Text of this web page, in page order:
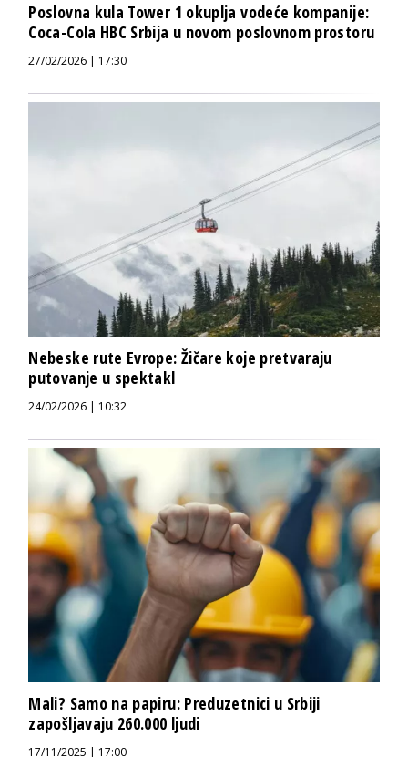
Poslovna kula Tower 1 okuplja vodeće kompanije:
Coca-Cola HBC Srbija u novom poslovnom prostoru
27/02/2026 | 17:30
Nebeske rute Evrope: Žičare koje pretvaraju
putovanje u spektakl
24/02/2026 | 10:32
Mali? Samo na papiru: Preduzetnici u Srbiji
zapošljavaju 260.000 ljudi
17/11/2025 | 17:00